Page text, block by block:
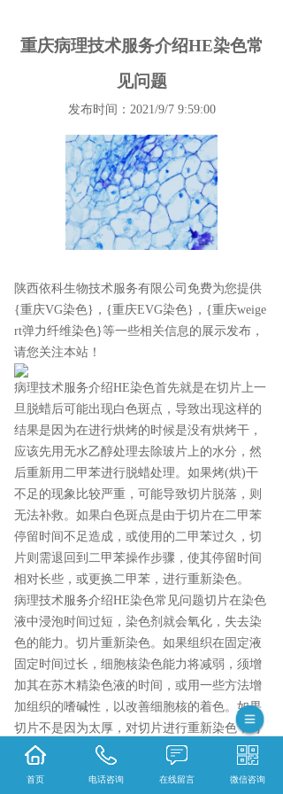
重庆病理技术服务介绍HE染色常
见问题
发布时间：2021/9/7 9:59:00
陕西依科生物技术服务有限公司免费为您提供
{重庆VG染色} ，{重庆EVG染色}，{重庆weige
rt弹力纤维染色}等一些相关信息的展示发布，
请您关注本站！
病理技术服务介绍HE染色首先就是在切片上一
旦脱蜡后可能出现白色斑点，导致出现这样的
结果是因为在进行烘烤的时候是没有烘烤干，
应该先用无水乙醇处理去除玻片上的水分，然
后重新用二甲苯进行脱蜡处理。如果烤(烘)干
不足的现象比较严重，可能导致切片脱落，则
无法补救。如果白色斑点是由于切片在二甲苯
停留时间不足造成，或使用的二甲苯过久，切
片则需退回到二甲苯操作步骤，使其停留时间
相对长些，或更换二甲苯，进行重新染色。
病理技术服务介绍HE染色常见问题切片在染色
液中浸泡时间过短，染色剂就会氧化，失去染
色的能力。切片重新染色。如果组织在固定液
固定时间过长，细胞核染色能力将减弱，须增
加其在苏木精染色液的时间，或用一些方法增
加组织的嗜碱性，以改善细胞核的着色。如果
切片不是因为太厚，对切片进行重新染色，对
于染色和分化时间做些适当的调整。如果确定
首页 电话咨询 在线留言 微信咨询